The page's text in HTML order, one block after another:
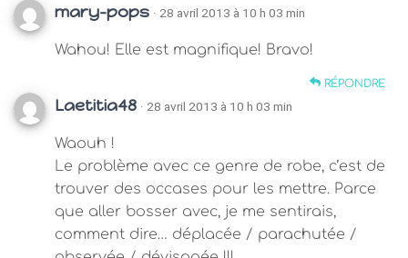
mary-pops · 28 avril 2013 à 10 h 03 min
Wahou! Elle est magnifique! Bravo!
RÉPONDRE
Laetitia48 · 28 avril 2013 à 10 h 03 min
Waouh !
Le problème avec ce genre de robe, c’est de
trouver des occases pour les mettre. Parce
que aller bosser avec, je me sentirais,
comment dire… déplacée / parachutée /